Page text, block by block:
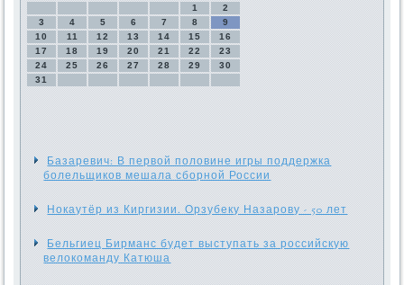
1
2
3
4 5 6 7 8
9
10
11 12 13 14 15
16
17
18 19 20 21 22
23
24
25 26 27 28 29
30
31
Базаревич: В первой половине игры поддержка
болельщиков мешала сборной России
Нокаутёр из Киргизии. Орзубеку Назарову - 50 лет
Бельгиец Бирманс будет выступать за российскую
велокоманду Катюша